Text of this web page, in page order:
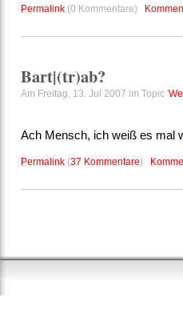
Permalink (0 Kommentare)
Bart|(tr)ab?
Am Freitag, 13. Jul 2007 im Topic '
Ach Mensch, ich weiß es mal
Permalink (37 Kommentare)